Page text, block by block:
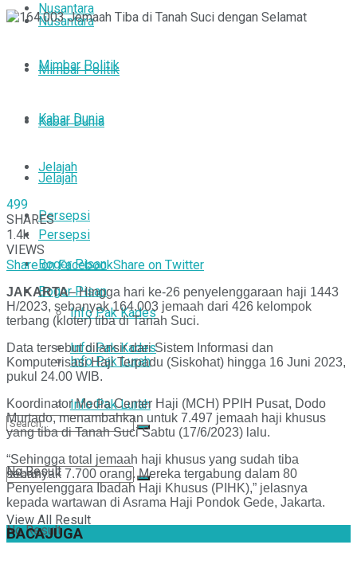
Nusantara
Mimbar Politik
Kabar Dunia
Jelajah
Persepsi
Bogor Pisan
Info Pak Kades
Info Pak Lurah
No Result
Nusantara
Mimbar Politik
Kabar Dunia
Jelajah
Persepsi
Bogor Pisan
Info Pak Kades
Info Pak Lurah
No Result
View All Result
499
SHARES
1.4k
VIEWS
Share on FacebookShare on Twitter
JAKARTA– Hingga hari ke-26 penyelenggaraan haji 1443
H/2023, sebanyak 164.003 jemaah dari 426 kelompok
terbang (kloter) tiba di Tanah Suci.
Data tersebut dilansir dari Sistem Informasi dan
Komputerisasi Haji Terpadu (Siskohat) hingga 16 Juni 2023,
pukul 24.00 WIB.
Koordinator Media Center Haji (MCH) PPIH Pusat, Dodo
Murtado, menambahkan untuk 7.497 jemaah haji khusus
yang tiba di Tanah Suci Sabtu (17/6/2023) lalu.
“Sehingga total jemaah haji khusus yang sudah tiba
sebanyak 7.700 orang. Mereka tergabung dalam 80
Penyelenggara Ibadah Haji Khusus (PIHK),” jelasnya
kepada wartawan di Asrama Haji Pondok Gede, Jakarta.
BACAJUGA